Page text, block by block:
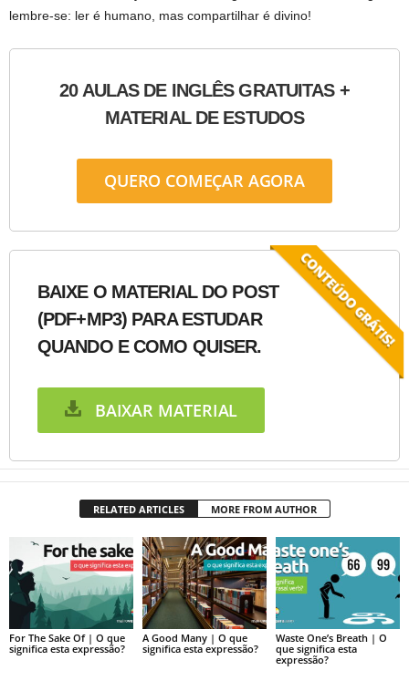
lembre-se: ler é humano, mas compartilhar é divino!
20 AULAS DE INGLÊS GRATUITAS +
MATERIAL DE ESTUDOS
QUERO COMEÇAR AGORA
BAIXE O MATERIAL DO POST
(PDF+MP3) PARA ESTUDAR
QUANDO E COMO QUISER.
BAIXAR MATERIAL
RELATED ARTICLES MORE FROM AUTHOR
For The Sake Of | O que
significa esta expressão?
A Good Many | O que
significa esta expressão?
Waste One’s Breath | O
que significa esta
expressão?